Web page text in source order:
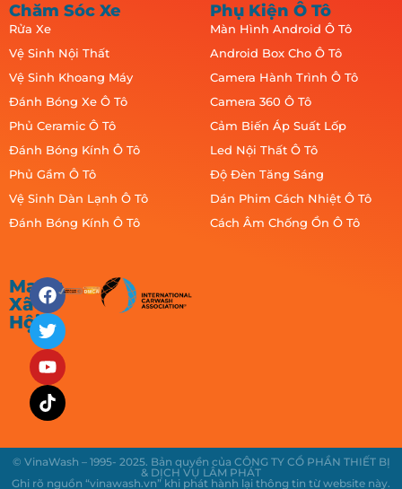
Chăm Sóc Xe
Rửa Xe
Vệ Sinh Nội Thất
Vệ Sinh Khoang Máy
Đánh Bóng Xe Ô Tô
Phủ Ceramic Ô Tô
Đánh Bóng Kính Ô Tô
Phủ Gầm Ô Tô
Vệ Sinh Dàn Lạnh Ô Tô
Đánh Bóng Kính Ô Tô
Phụ Kiện Ô Tô
Màn Hình Android Ô Tô
Android Box Cho Ô Tô
Camera Hành Trình Ô Tô
Camera 360 Ô Tô
Cảm Biến Áp Suất Lốp
Led Nội Thất Ô Tô
Độ Đèn Tăng Sáng
Dán Phim Cách Nhiệt Ô Tô
Cách Âm Chống Ồn Ô Tô
Mạng
Xã
Hội
© VinaWash – 1995- 2025. Bản quyền của CÔNG TY CỔ PHẦN THIẾT BỊ
& DỊCH VỤ LÂM PHÁT
Ghi rõ nguồn “vinawash.vn” khi phát hành lại thông tin từ website này.